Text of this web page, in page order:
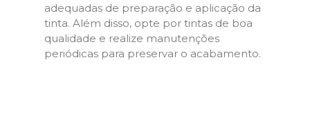
adequadas de preparação e aplicação da
tinta. Além disso, opte por tintas de boa
qualidade e realize manutenções
periódicas para preservar o acabamento.